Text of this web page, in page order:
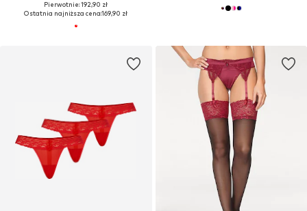
Pierwotnie: 192,90 zł
Ostatnia najniższa cena:169,90 zł